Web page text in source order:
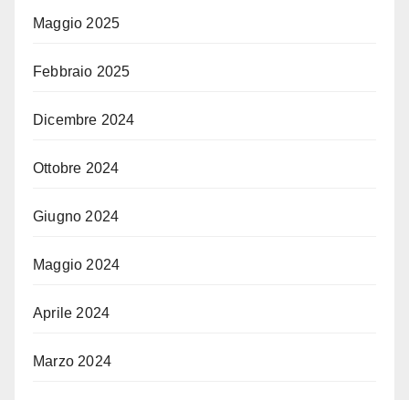
Maggio 2025
Febbraio 2025
Dicembre 2024
Ottobre 2024
Giugno 2024
Maggio 2024
Aprile 2024
Marzo 2024